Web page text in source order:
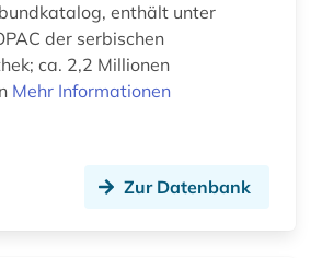
geschichte 1860-1910 (1)
geschichte 1920- (1)
enthält unter
der serbischen
ca. 2,2 Millionen
Mehr Informationen
Zur Datenbank